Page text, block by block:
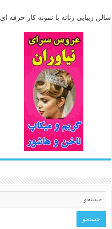
سالن زیبایی زنانه با نمونه کار حرفه ای